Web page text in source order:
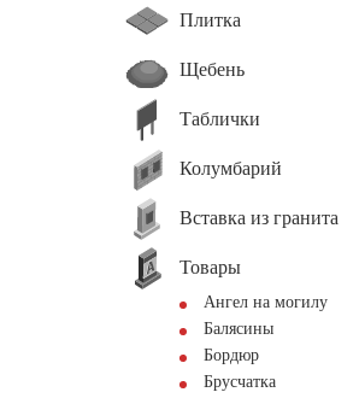
Плитка
Щебень
Таблички
Колумбарий
Вставка из гранита
Товары
Ангел на могилу
Балясины
Бордюр
Брусчатка